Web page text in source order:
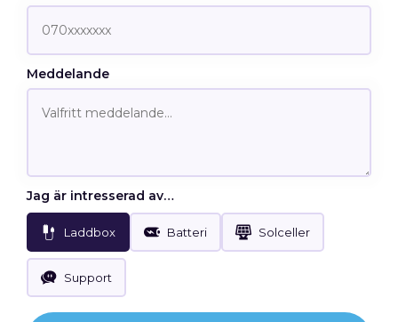
Meddelande
Jag är intresserad av…
Laddbox Batteri Solceller
Support